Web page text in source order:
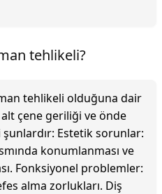
tehlikeli?
tehlikeli olduğuna dair
çene geriliği ve önde
şunlardır: Estetik sorunlar:
konumlanması ve
Fonksiyonel problemler:
alma zorlukları. Diş